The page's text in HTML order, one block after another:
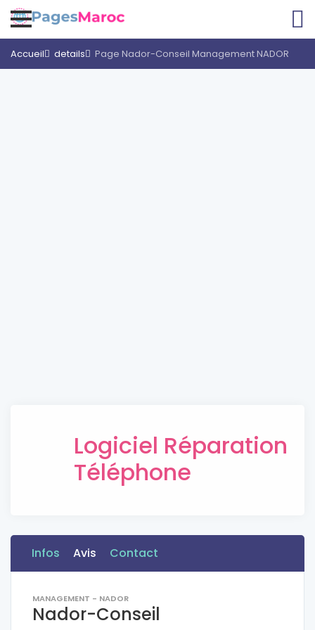
Accueil details Page Nador-Conseil Management NADOR
Logiciel Réparation
Téléphone
Infos Avis Contact
MANAGEMENT - NADOR
Nador-Conseil